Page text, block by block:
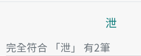
主內容
泄
完全符合 「泄」 有2筆